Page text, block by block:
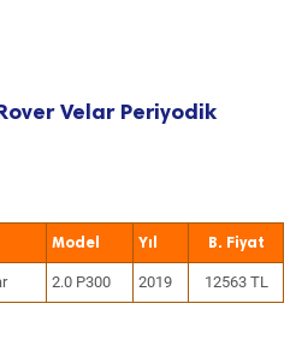
Velar Periyodik
Model Yıl
2.0 P300 2019 12563 TL